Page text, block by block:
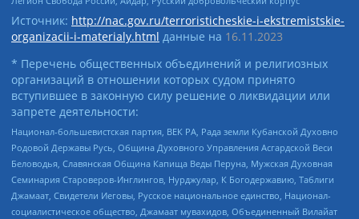
Источник: http://nac.gov.ru/terroristicheskie-i-ekstremistskie-
organizacii-i-materialy.html данные на 16.11.2023
* Перечень общественных объединений и религиозных
организаций в отношении которых судом принято
вступившее в законную силу решение о ликвидации или
запрете деятельности:
Национал-большевистская партия, ВЕК РА, Рада земли Кубанской Духовно
Родовой Державы Русь, Община Духовного Управления Асгардской Веси
Беловодья, Славянская Община Капища Веды Перуна, Мужская Духовная
Семинария Староверов-Инглингов, Нурджулар, К Богодержавию, Таблиги
Джамаат, Свидетели Иеговы, Русское национальное единство, Национал-
социалистическое общество, Джамаат мувахидов, Объединенный Вилайат